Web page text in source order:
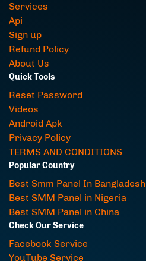
Services
Api
Sign up
Refund Policy
About Us
Quick Tools
Reset Password
Videos
Android Apk
Privacy Policy
TERMS AND CONDITIONS
Popular Country
Best Smm Panel In Bangladesh
Best SMM Panel in Nigeria
Best SMM Panel in China
Check Our Service
Facebook Service
YouTube Service